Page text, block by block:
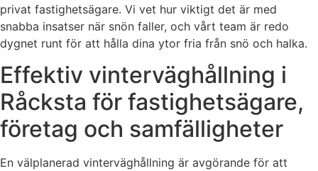
privat fastighetsägare. Vi vet hur viktigt det är med
snabba insatser när snön faller, och vårt team är redo
dygnet runt för att hålla dina ytor fria från snö och halka.
Effektiv vinterväghållning i
Råcksta för fastighetsägare,
företag och samfälligheter
En välplanerad vinterväghållning är avgörande för att